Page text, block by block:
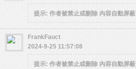
提示: 作者被禁止或刪除 內容自動屏蔽
FrankFauct
2024-9-25 11:57:08
提示: 作者被禁止或刪除 內容自動屏蔽